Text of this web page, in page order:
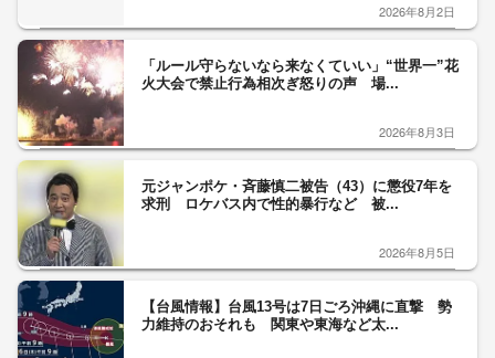
2026年8月2日
「ルール守らないなら来なくていい」“世界一”花
火大会で禁止行為相次ぎ怒りの声 場...
2026年8月3日
元ジャンポケ・斉藤慎二被告（43）に懲役7年を
求刑 ロケバス内で性的暴行など 被...
2026年8月5日
【台風情報】台風13号は7日ごろ沖縄に直撃 勢
力維持のおそれも 関東や東海など太...